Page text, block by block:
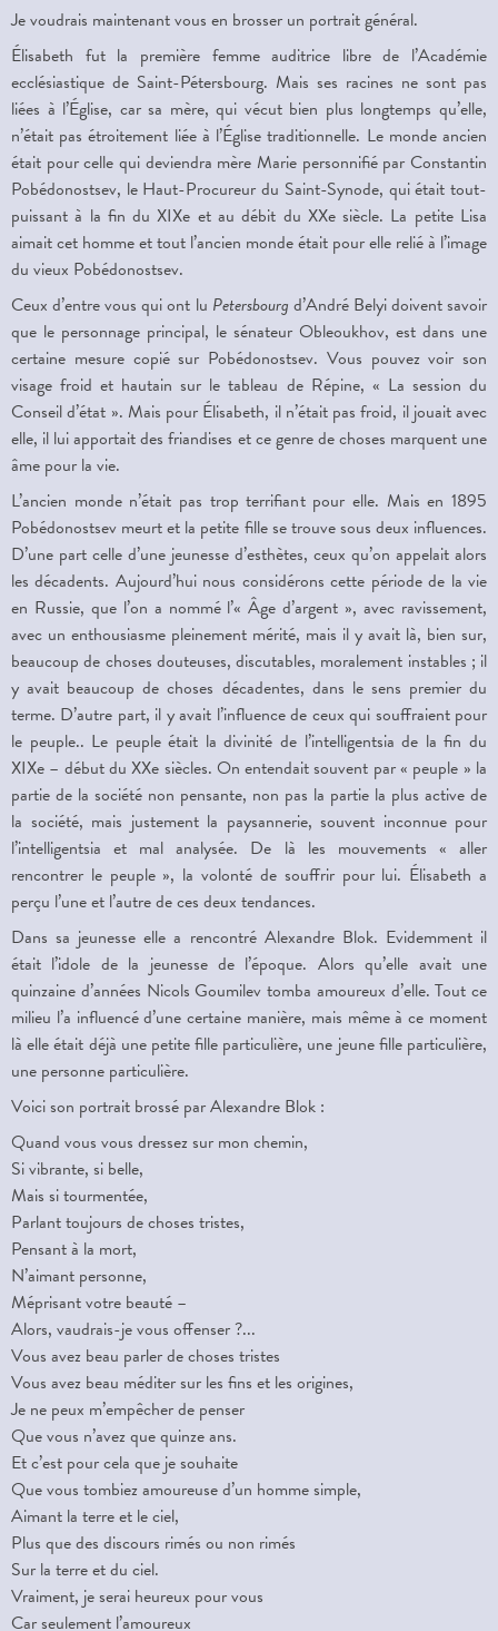
Je voudrais maintenant vous en brosser un portrait général.
Élisabeth fut la première femme auditrice libre de l’Académie
ecclésiastique de Saint-Pétersbourg. Mais ses racines ne sont pas
liées à l’Église, car sa mère, qui vécut bien plus longtemps qu’elle,
n’était pas étroitement liée à l’Église traditionnelle. Le monde ancien
était pour celle qui deviendra mère Marie personnifié par Constantin
Pobédonostsev, le Haut-Procureur du Saint-Synode, qui était tout-
puissant à la fin du XIXe et au débit du XXesiècle. La petite Lisa
aimait cet homme et tout l’ancien monde était pour elle relié à l’image
du vieux Pobédonostsev.
Ceux d’entre vous qui ont lu Petersbourg d’André Belyi doivent savoir
que le personnage principal, le sénateur Obleoukhov, est dans une
certaine mesure copié sur Pobédonostsev. Vous pouvez voir son
visage froid et hautain sur le tableau de Répine, « La session du
Conseil d’état ». Mais pour Élisabeth, il n’était pas froid, il jouait avec
elle, il lui apportait des friandises et ce genre de choses marquent une
âme pour la vie.
L’ancien monde n’était pas trop terrifiant pour elle. Mais en 1895
Pobédonostsev meurt et la petite fille se trouve sous deux influences.
D’une part celle d’une jeunesse d’esthètes, ceux qu’on appelait alors
les décadents. Aujourd’hui nous considérons cette période de la vie
en Russie, que l’on a nommé l’« Âge d’argent », avec ravissement,
avec un enthousiasme pleinement mérité, mais il y avait là, bien sur,
beaucoup de choses douteuses, discutables, moralement instables ; il
y avait beaucoup de choses décadentes, dans le sens premier du
terme. D’autre part, il y avait l’influence de ceux qui souffraient pour
le peuple.. Le peuple était la divinité de l’intelligentsia de la fin du
XIXe – début du XXe siècles. On entendait souvent par « peuple » la
partie de la société non pensante, non pas la partie la plus active de
la société, mais justement la paysannerie, souvent inconnue pour
l’intelligentsia et mal analysée. De là les mouvements « aller
rencontrer le peuple », la volonté de souffrir pour lui. Élisabeth a
perçu l’une et l’autre de ces deux tendances.
Dans sa jeunesse elle a rencontré Alexandre Blok. Evidemment il
était l’idole de la jeunesse de l’époque. Alors qu’elle avait une
quinzaine d’années Nicols Goumilev tomba amoureux d’elle. Tout ce
milieu l’a influencé d’une certaine manière, mais même à ce moment
là elle était déjà une petite fille particulière, une jeune fille particulière,
une personne particulière.
Voici son portrait brossé par Alexandre Blok :
Quand vous vous dressez sur mon chemin,
Si vibrante, si belle,
Mais si tourmentée,
Parlant toujours de choses tristes,
Pensant à la mort,
N’aimant personne,
Méprisant votre beauté –
Alors, vaudrais-je vous offenser ?...
Vous avez beau parler de choses tristes
Vous avez beau méditer sur les fins et les origines,
Je ne peux m’empêcher de penser
Que vous n’avez que quinze ans.
Et c’est pour cela que je souhaite
Que vous tombiez amoureuse d’un homme simple,
Aimant la terre et le ciel,
Plus que des discours rimés ou non rimés
Sur la terre et du ciel.
Vraiment, je serai heureux pour vous
Car seulement l’amoureux